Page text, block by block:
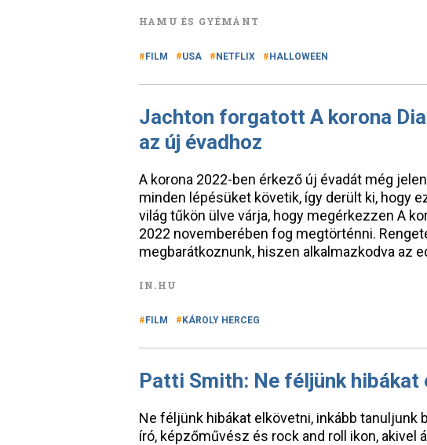
HAMU ÉS GYÉMÁNT
FILM USA NETFLIX HALLOWEEN
Jachton forgatott A korona
az új évadhoz
A korona 2022-ben érkező új évadát még
minden lépésüket követik, így derült ki, hogy
világ tűkön ülve várja, hogy megérkezzen A
2022 novemberében fog megtörténni.
megbarátkoznunk, hiszen alkalmazkodva az
IN.HU
FILM KÁROLY HERCEG
Patti Smith: Ne féljünk hibákat
Ne féljünk hibákat elkövetni, inkább tanuljunk
író, képzőművész és rock and roll ikon, akivel